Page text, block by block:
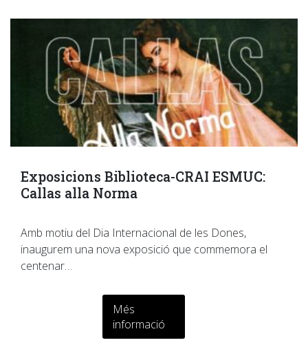
Exposicions Biblioteca-CRAI ESMUC:
Callas alla Norma
Amb motiu del Dia Internacional de les Dones,
inaugurem una nova exposició que commemora el
centenar…
Més
informació